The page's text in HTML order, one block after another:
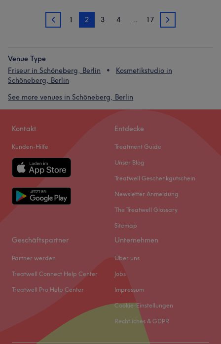
1 1 2 3 4 … 17 3
Venue Type
Friseur in Schöneberg, Berlin
Kosmetikstudio in
Schöneberg, Berlin
See more venues in Schöneberg, Berlin
Kontakt
Kunden-Hilfe
Entdecke
Treatment Guide
Unser Blog
Treatwell Geschenkgutschein
Newsletter Anmeldung
The Treatwell Glossary
Sitemap
Geschäftspartner
Partner werden
Treatwell Connect Help Center
Treatwell Pro Help Center
Unternehmen
Über uns
Jobs
Impressum
Cookie-Einstellungen
Rechtliches & GDPR